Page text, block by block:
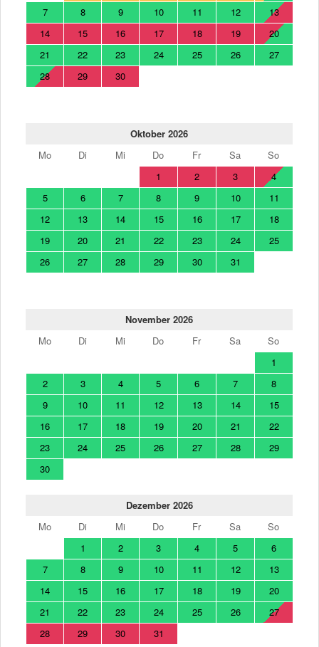
7
8 9 10 11 12
13
14
15 16 17 18 19
20
21
22 23 24 25 26
27
28
29 30
Oktober 2026
Mo
Di Mi Do Fr Sa
So
1
2 3
4
5
6 7 8 9 10
11
12
13 14 15 16 17
18
19
20 21 22 23 24
25
26
27 28 29 30 31
November 2026
Mo
Di Mi Do Fr Sa
So
1
2
3 4 5 6 7
8
9
10 11 12 13 14
15
16
17 18 19 20 21
22
23
24 25 26 27 28
29
30
Dezember 2026
Mo
Di Mi Do Fr Sa
So
1
2 3 4 5
6
7
8 9 10 11 12
13
14
15 16 17 18 19
20
21
22 23 24 25 26
27
28
29 30 31